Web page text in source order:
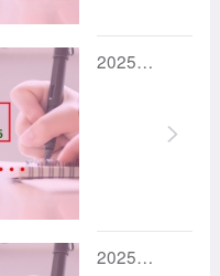
2025年二级建造师（建筑）
2025年二级建造师（管理）